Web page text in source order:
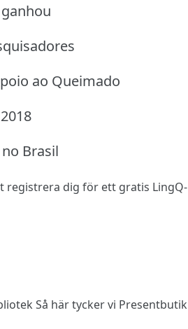
ao Queimado
Brasil
registrera dig för ett gratis LingQ-
Så här tycker vi Presentbutik